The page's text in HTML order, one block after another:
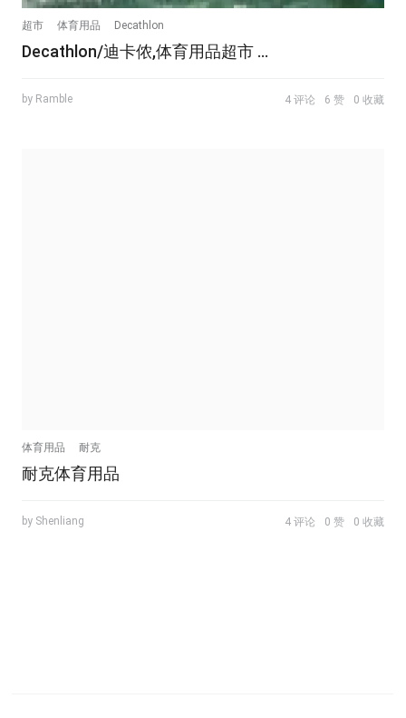
超市 体育用品 Decathlon
Decathlon/迪卡侬,体育用品超市 ...
by Ramble 4 评论 6 赞 0 收藏
体育用品 耐克
耐克体育用品
by Shenliang 4 评论 0 赞 0 收藏